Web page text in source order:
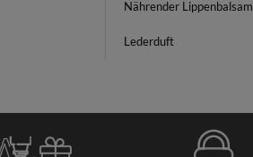
Nährender Lippenbalsam
Lederduft